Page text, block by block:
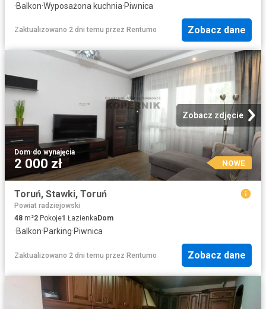
·Balkon·Wyposażona kuchnia·Piwnica
Zaktualizowano 2 dni temu przez Rentumo Zobacz dane
Zobacz zdjęcie
Dom·do wynajęcia
2 000 zł NOWE
Toruń, Stawki, Toruń
Powiat radziejowski
48 m²2 Pokoje1 Łazienka Dom
·Balkon·Parking·Piwnica
Zaktualizowano 2 dni temu przez Rentumo Zobacz dane